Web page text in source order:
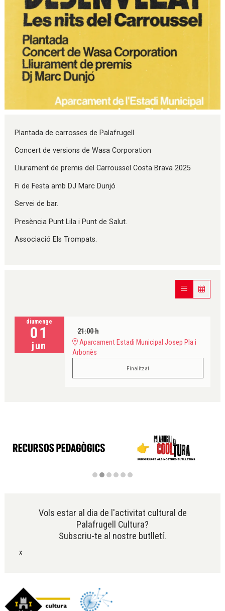
Plantada de carrosses de Palafrugell
Concert de versions de Wasa Corporation
Lliurament de premis del Carroussel Costa Brava 2025
Fi de Festa amb DJ Marc Dunjó
Servei de bar.
Presència Punt Lila i Punt de Salut.
Associació Els Trompats.
diumenge
01
jun
21:00 h
Aparcament Estadi Municipal Josep Pla i
Arbonès
Finalitzat
Vols estar al dia de l'activitat cultural de
Palafrugell Cultura?
Subscriu-te al nostre butlletí.
x